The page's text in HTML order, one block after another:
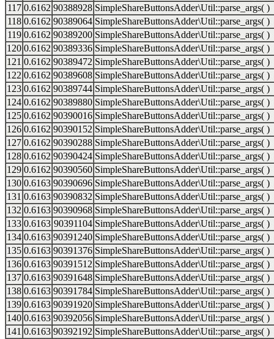
117 0.6162 90388928 SimpleShareButtonsAdder\Util::parse_args( )
118 0.6162 90389064 SimpleShareButtonsAdder\Util::parse_args( )
119 0.6162 90389200 SimpleShareButtonsAdder\Util::parse_args( )
120 0.6162 90389336 SimpleShareButtonsAdder\Util::parse_args( )
121 0.6162 90389472 SimpleShareButtonsAdder\Util::parse_args( )
122 0.6162 90389608 SimpleShareButtonsAdder\Util::parse_args( )
123 0.6162 90389744 SimpleShareButtonsAdder\Util::parse_args( )
124 0.6162 90389880 SimpleShareButtonsAdder\Util::parse_args( )
125 0.6162 90390016 SimpleShareButtonsAdder\Util::parse_args( )
126 0.6162 90390152 SimpleShareButtonsAdder\Util::parse_args( )
127 0.6162 90390288 SimpleShareButtonsAdder\Util::parse_args( )
128 0.6162 90390424 SimpleShareButtonsAdder\Util::parse_args( )
129 0.6162 90390560 SimpleShareButtonsAdder\Util::parse_args( )
130 0.6163 90390696 SimpleShareButtonsAdder\Util::parse_args( )
131 0.6163 90390832 SimpleShareButtonsAdder\Util::parse_args( )
132 0.6163 90390968 SimpleShareButtonsAdder\Util::parse_args( )
133 0.6163 90391104 SimpleShareButtonsAdder\Util::parse_args( )
134 0.6163 90391240 SimpleShareButtonsAdder\Util::parse_args( )
135 0.6163 90391376 SimpleShareButtonsAdder\Util::parse_args( )
136 0.6163 90391512 SimpleShareButtonsAdder\Util::parse_args( )
137 0.6163 90391648 SimpleShareButtonsAdder\Util::parse_args( )
138 0.6163 90391784 SimpleShareButtonsAdder\Util::parse_args( )
139 0.6163 90391920 SimpleShareButtonsAdder\Util::parse_args( )
140 0.6163 90392056 SimpleShareButtonsAdder\Util::parse_args( )
141 0.6163 90392192 SimpleShareButtonsAdder\Util::parse_args( )